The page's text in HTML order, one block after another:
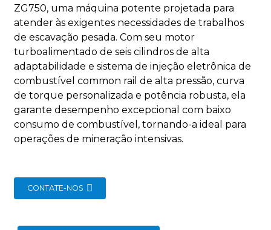
ZG750, uma máquina potente projetada para
atender às exigentes necessidades de trabalhos
de escavação pesada. Com seu motor
turboalimentado de seis cilindros de alta
adaptabilidade e sistema de injeção eletrônica de
combustível common rail de alta pressão, curva
de torque personalizada e potência robusta, ela
garante desempenho excepcional com baixo
consumo de combustível, tornando-a ideal para
operações de mineração intensivas.
CONTATE-NOS